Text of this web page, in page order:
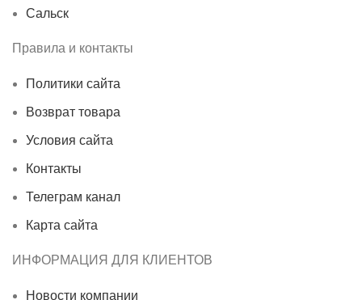
Сальск
Правила и контакты
Политики сайта
Возврат товара
Условия сайта
Контакты
Телеграм канал
Карта сайта
ИНФОРМАЦИЯ ДЛЯ КЛИЕНТОВ
Новости компании